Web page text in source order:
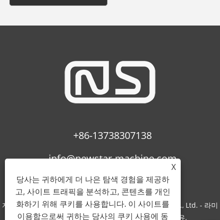
+86-13738307138
info@newstar-machine.com
저작권 © 2022 Wenzhou Feihua Printing Machinery Co., Ltd. - 라미
네이팅 기계, Uv 코팅 기계, Bopp 필름 - 판권 소유.
X
당사는 귀하에게 더 나은 탐색 경험을 제공하
고, 사이트 트래픽을 분석하고, 콘텐츠를 개인
화하기 위해 쿠키를 사용합니다. 이 사이트를
이용함으로써 귀하는 당사의 쿠키 사용에 동